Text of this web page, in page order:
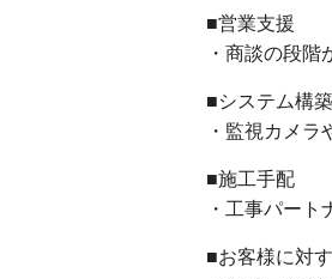
■営業支援
・商談の段
■システム構築
・監視カメ
■施工手配
・工事パー
■お客様に対